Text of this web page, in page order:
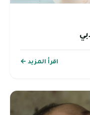
اقرأ المزيد ←